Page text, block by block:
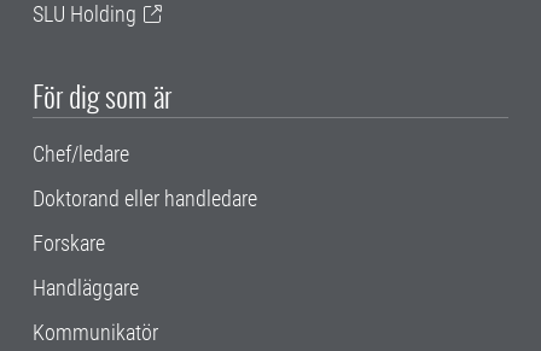
SLU Holding
För dig som är
Chef/ledare
Doktorand eller handledare
Forskare
Handläggare
Kommunikatör